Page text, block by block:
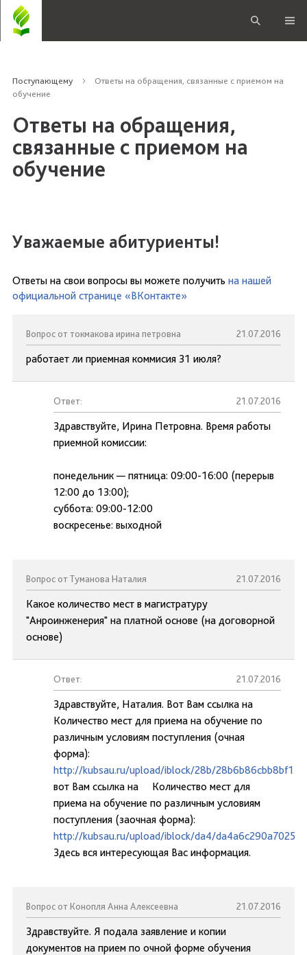
Поступающему
Ответы на обращения, связанные с приемом на
обучение
Ответы на обращения,
связанные с приемом на
обучение
Уважаемые абитуриенты!
Ответы на свои вопросы вы можете получить на нашей
официальной странице «ВКонтакте»
Вопрос от токмакова ирина петровна 21.07.2016
работает ли приемная коммисия 31 июля?
Ответ: 21.07.2016
Здравствуйте, Ирина Петровна. Время работы
приемной комиссии:
понедельник — пятница: 09:00-16:00 (перерыв
12:00 до 13:00);
суббота: 09:00-12:00
воскресенье: выходной
Вопрос от Туманова Наталия 21.07.2016
Какое количество мест в магистратуру
"Анроинженерия" на платной основе (на договорной
основе)
Ответ: 21.07.2016
Здравствуйте, Наталия. Вот Вам ссылка на
Количество мест для приема на обучение по
различным условиям поступления (очная
форма):
http://kubsau.ru/upload/iblock/28b/
вот Вам ссылка на Количество мест для
приема на обучение по различным условиям
поступления (заочная форма):
http://kubsau.ru/upload/iblock/da4/
Здесь вся интересующая Вас информация.
Вопрос от Конопля Анна Алексеевна 21.07.2016
Здравствуйте. Я подала заявление и копии
документов на прием по очной форме обучения